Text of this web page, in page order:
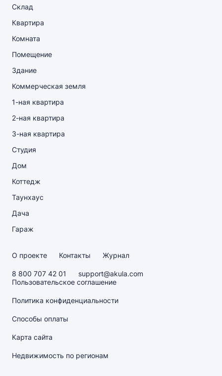
Склад
Квартира
Комната
Помещение
Здание
Коммерческая земля
1-ная квартира
2-ная квартира
3-ная квартира
Студия
Дом
Коттедж
Таунхаус
Дача
Гараж
О проекте Контакты Журнал
8 800 707 42 01
support@akula.com
Пользовательское соглашение
Политика конфиденциальности
Способы оплаты
Карта сайта
Недвижимость по регионам